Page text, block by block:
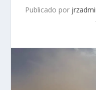
Publicado por